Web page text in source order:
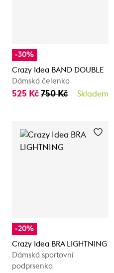
-30%
Crazy Idea BAND DOUBLE
Dámská čelenka
525 Kč 750 Kč Skladem
-20%
Crazy Idea BRA LIGHTNING
Dámská sportovní
podprsenka